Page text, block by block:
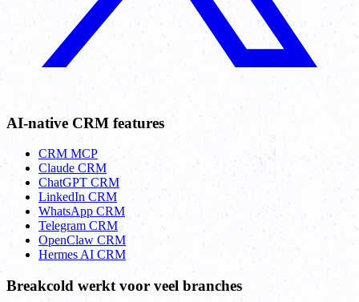
AI-native CRM features
CRM MCP
Claude CRM
ChatGPT CRM
LinkedIn CRM
WhatsApp CRM
Telegram CRM
OpenClaw CRM
Hermes AI CRM
Breakcold werkt voor veel branches